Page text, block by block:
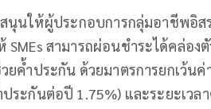
นุนให้ผู้ประกอบการกลุ่มอาชีพอิส
สามารถผ่อนชำระได้คล่อ
ค้ำประกัน ด้วยมาตรการยกเว้น
ระกันต่อปี 1.75%) และระยะเว